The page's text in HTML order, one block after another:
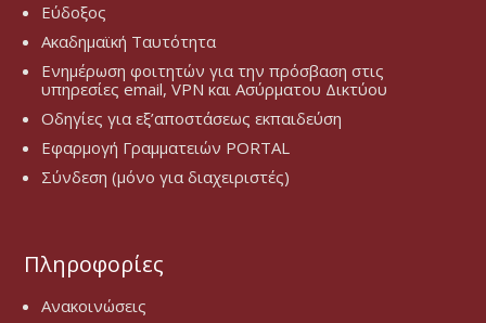
Εύδοξος
Ακαδημαϊκή Ταυτότητα
Ενημέρωση φοιτητών για την πρόσβαση στις
υπηρεσίες email, VPN και Ασύρματου Δικτύου
Οδηγίες για εξ’αποστάσεως εκπαιδεύση
Εφαρμογή Γραμματειών PORTAL
Σύνδεση (μόνο για διαχειριστές)
Πληροφορίες
Ανακοινώσεις